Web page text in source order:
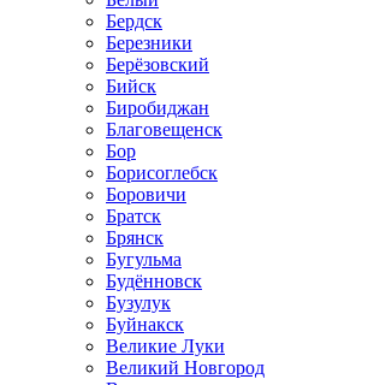
Бердск
Березники
Берёзовский
Бийск
Биробиджан
Благовещенск
Бор
Борисоглебск
Боровичи
Братск
Брянск
Бугульма
Будённовск
Бузулук
Буйнакск
Великие Луки
Великий Новгород